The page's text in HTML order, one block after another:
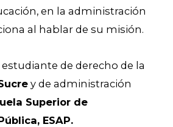
en la administración
al hablar de su misión.
estudiante de derecho de la
y de administración
Superior de
ESAP.